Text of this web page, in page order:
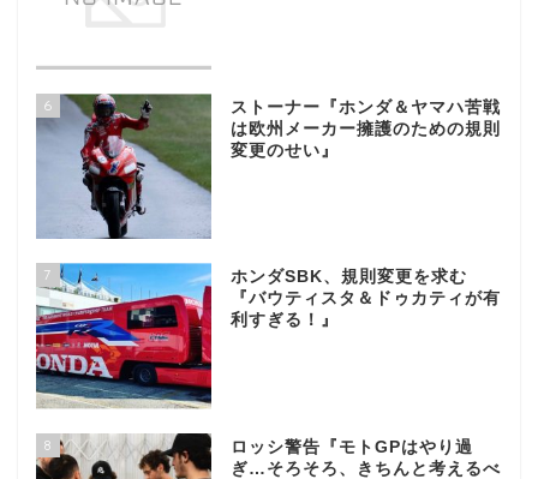
6
ストーナー『ホンダ＆ヤマハ苦戦
は欧州メーカー擁護のための規則
変更のせい』
7
ホンダSBK、規則変更を求む
『バウティスタ＆ドゥカティが有
利すぎる！』
8
ロッシ警告『モトGPはやり過
ぎ…そろそろ、きちんと考えるべ